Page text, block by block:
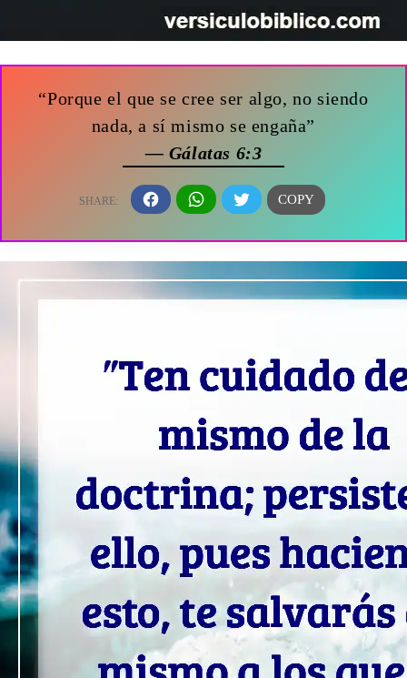
“Porque el que se cree ser algo, no siendo
nada, a sí mismo se engaña”
— Gálatas 6:3